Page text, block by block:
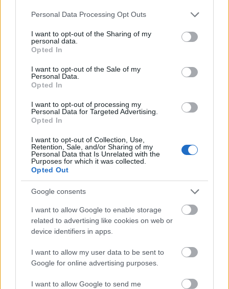
Please note that this website/app uses one or more Google
not limited to your visit or usage behaviour. You may click to
grant or deny consent to Google and its third-party tags to
use your data for below specified purposes in below Google
consent section.
Personal Data Processing Opt Outs
I want to opt-out of the Sharing of my
personal data.
Opted In
I want to opt-out of the Sale of my
Personal Data.
Opted In
I want to opt-out of processing my
Personal Data for Targeted Advertising.
Opted In
I want to opt-out of Collection, Use,
Retention, Sale, and/or Sharing of my
Personal Data that Is Unrelated with the
Purposes for which it was collected.
Opted Out
Google consents
I want to allow Google to enable storage
related to advertising like cookies on web or
device identifiers in apps.
I want to allow my user data to be sent to
Google for online advertising purposes.
I want to allow Google to send me
Egy új magyar csillagos, ami csak
félig magyar. Megmutatom az
világevő•2021. szeptember 04.
Az egyik új hazai Michelin-csillagosban egyszerre
elérhetők a hazai és a portugál gasztronómia
izgalmai.
Egy nagyon portugál befejezés (az ...